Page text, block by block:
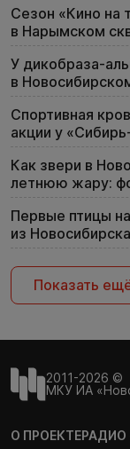
Сезон «Кино на
в Нарымском
У дикобраза-
в
Спортивная
акции у
Как звери в
летнюю жару:
Первые птицы
из Новосибирска
Показать
2011-2026 ©
МКУ ИА
О ПРОЕКТЕРАДИО